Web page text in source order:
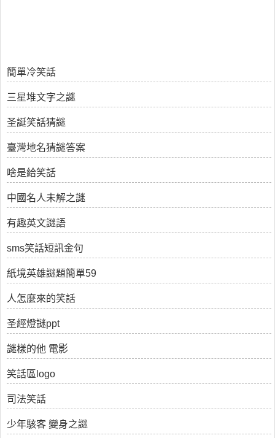
簡單冷笑話
三星堆文字之謎
圣誕笑話猜謎
臺灣地名猜謎答案
啥是給笑話
中國名人未解之謎
有趣英文謎語
sms笑話短訊金句
紙境英雄謎題簡單59
人怎麼來的笑話
圣經燈謎ppt
謎樣的他 電影
笑話區logo
司法笑話
少年駭客 變身之謎